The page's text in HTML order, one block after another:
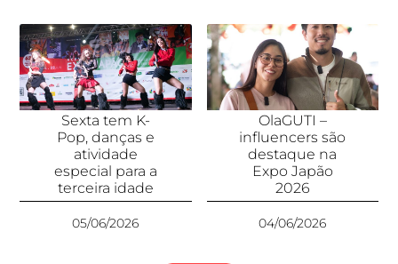
Sexta tem K-
Pop, danças e
atividade
especial para a
terceira idade
05/06/2026
OlaGUTI –
influencers são
destaque na
Expo Japão
2026
04/06/2026